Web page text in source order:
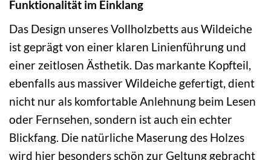
Funktionalität im Einklang
Das Design unseres Vollholzbetts aus Wildeiche
ist geprägt von einer klaren Linienführung und
einer zeitlosen Ästhetik. Das markante Kopfteil,
ebenfalls aus massiver Wildeiche gefertigt, dient
nicht nur als komfortable Anlehnung beim Lesen
oder Fernsehen, sondern ist auch ein echter
Blickfang. Die natürliche Maserung des Holzes
wird hier besonders schön zur Geltung gebracht